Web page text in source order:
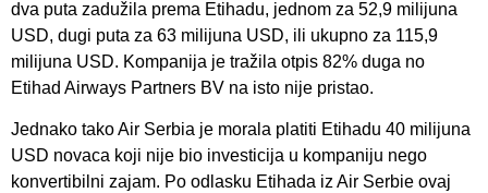
dva puta zadužila prema Etihadu, jednom za 52,9 milijuna
USD, dugi puta za 63 milijuna USD, ili ukupno za 115,9
milijuna USD. Kompanija je tražila otpis 82% duga no
Etihad Airways Partners BV na isto nije pristao.
Jednako tako Air Serbia je morala platiti Etihadu 40 milijuna
USD novaca koji nije bio investicija u kompaniju nego
konvertibilni zajam. Po odlasku Etihada iz Air Serbie ovaj